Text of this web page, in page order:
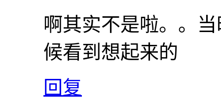
啊其实不是啦。。
候看到想起来的
回复